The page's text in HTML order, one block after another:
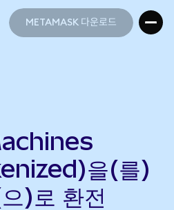
METAMASK 다운로드
을(를)
)로 환전